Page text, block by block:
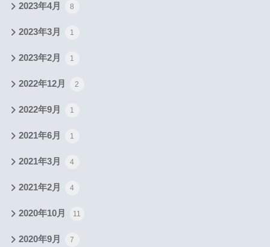
2023年4月 8
2023年3月 1
2023年2月 1
2022年12月 2
2022年9月 1
2021年6月 1
2021年3月 4
2021年2月 4
2020年10月 11
2020年9月 7